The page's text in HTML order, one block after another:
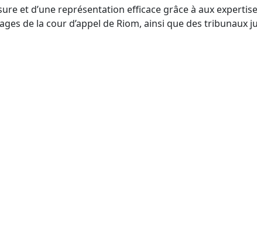
et d’une représentation efficace grâce à aux
de la cour d’appel de Riom, ainsi que des